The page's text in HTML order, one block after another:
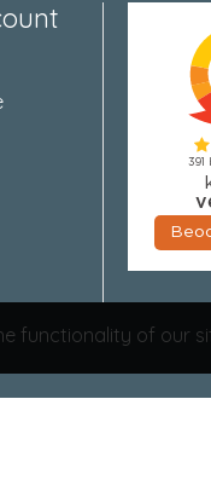
omlegbaar
functionality of our